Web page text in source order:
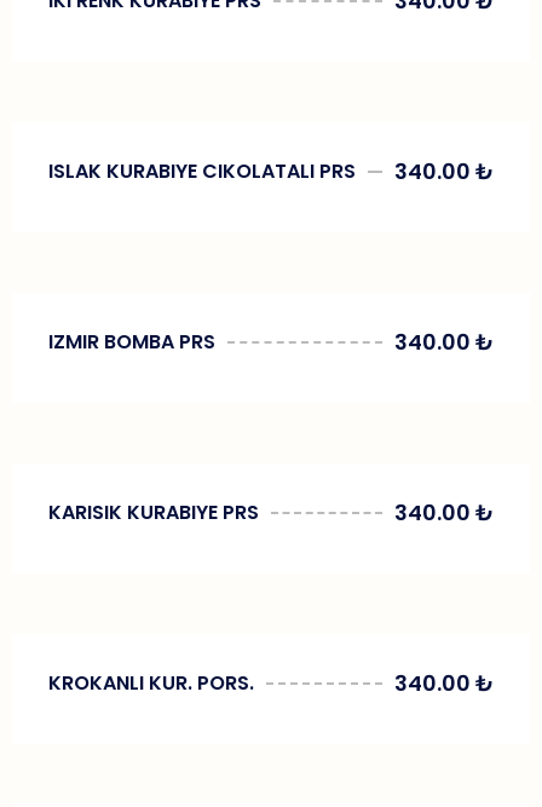
ISLAK KURABIYE CIKOLATALI PRS 340.00 ₺
IZMIR BOMBA PRS 340.00 ₺
KARISIK KURABIYE PRS 340.00 ₺
KROKANLI KUR. PORS. 340.00 ₺